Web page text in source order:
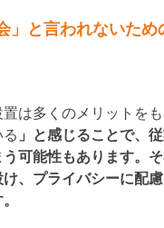
」と言われないため
は多くのメリットをも
る 」と感じることで、
可能性もあります。
、プライバシーに配